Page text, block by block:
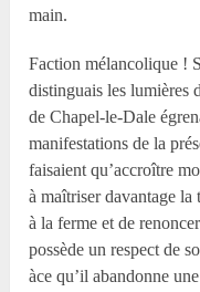
main.
Faction mélancolique !
distinguais les lumières
de Chapel-le-Dale
manifestations de la
faisaient qu’accroître
à maîtriser davantage
à la ferme et de
possède un respect de
àce qu’il abandonne